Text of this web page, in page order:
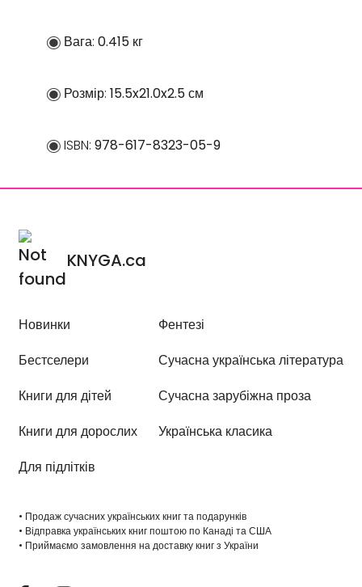
Вага:0.415 кг
Розмір:15.5x21.0x2.5 см
ISBN:978-617-8323-05-9
KNYGA.ca
Новинки
Бестселери
Книги для дітей
Книги для дорослих
Для підлітків
Фентезі
Сучасна українська література
Сучасна зарубіжна проза
Українська класика
• Продаж сучасних українських книг та подарунків
• Відправка українських книг поштою по Канаді та США
• Приймаємо замовлення на доставку книг з України